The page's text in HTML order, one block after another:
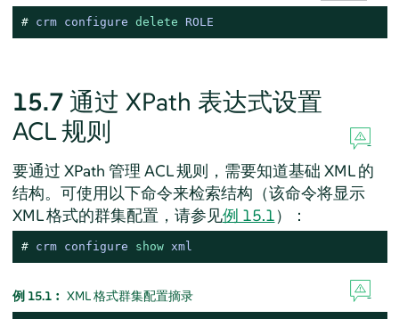
# crm configure delete ROLE
15.7 通过 XPath 表达式设置
ACL 规则
要通过 XPath 管理 ACL 规则，需要知道基础 XML 的
结构。可使用以下命令来检索结构（该命令将显示
XML 格式的群集配置，请参见例 15.1）：
# crm configure show xml
例 15.1︰ XML 格式群集配置摘录